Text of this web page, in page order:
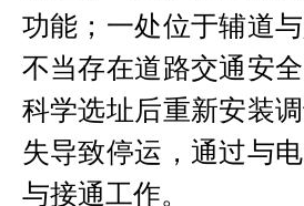
功能；一处位于辅道
不当存在道路交通安
科学选址后重新安装
失导致停运，通过与
与接通工作。